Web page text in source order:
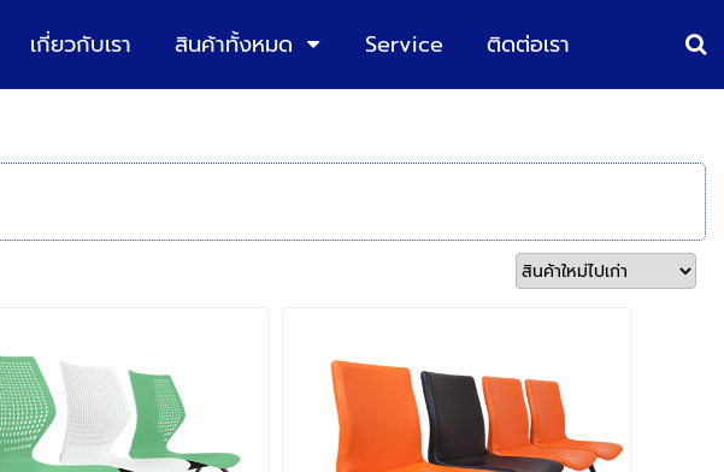
เกี่ยวกับเรา สินค้าทั้งหมด Service ติดต่อเรา